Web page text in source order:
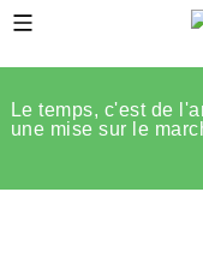
Le temps, c'est de
une mise sur le